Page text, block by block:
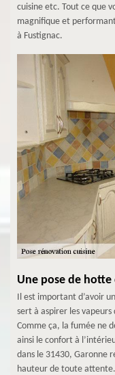
cuisine etc. Tout ce que
magnifique et
à Fustignac.
Une pose de
Il est important d’avoir
sert à aspirer les vapeurs
Comme ça, la fumée ne
ainsi le confort à
dans le 31430, Garonne
hauteur de toute